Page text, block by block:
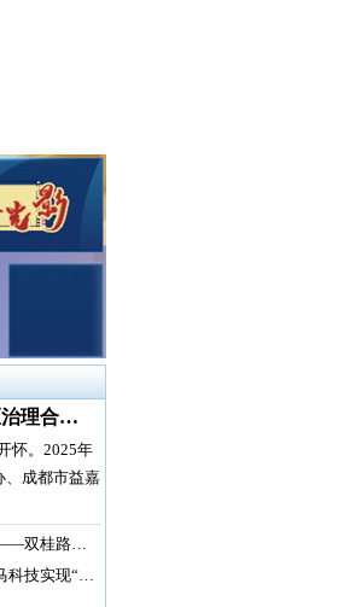
治理合…
怀。2025年
、成都市益嘉
——双桂路…
科技实现“…